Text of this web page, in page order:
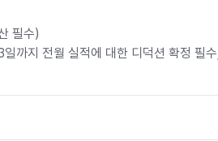
필수)
까지 전월 실적에 대한 디덕션 확정 필